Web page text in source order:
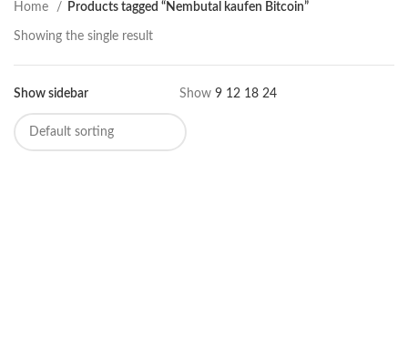
Home Products tagged “Nembutal kaufen Bitcoin”
Showing the single result
Show sidebar Show 9 12 18 24